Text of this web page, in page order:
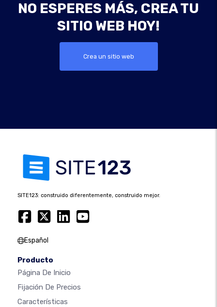
NO ESPERES MÁS, CREA TU
SITIO WEB HOY!
Crea un sitio web
SITE123: construido diferentemente, construido mejor.
Español
Producto
Página De Inicio
Fijación De Precios
Características